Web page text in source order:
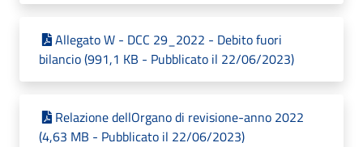
Allegato W - DCC 29_2022 - Debito fuori
bilancio (991,1 KB - Pubblicato il 22/06/2023)
Relazione dellOrgano di revisione-anno 2022
(4,63 MB - Pubblicato il 22/06/2023)